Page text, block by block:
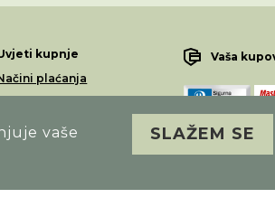
vaše
SLAŽEM SE
kupnje
plaćanja
i reklamacije
Vaša